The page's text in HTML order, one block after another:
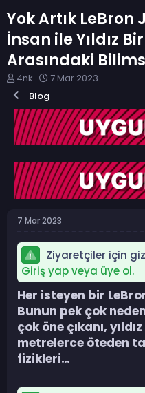
Yok Artık LeBron
İnsan ile Yıldız
Arasındaki
K
o
n
b
u
y
b
a
ş
l
4nk
B
l
a
n
ı
ç
t
a
i
i
7 Mar 2023
Blog
7 Mar 2023
Ziyaretçiler için
Giriş yap veya üye ol.
Her isteyen bir
Bunun pek çok
çok öne çıkanı,
metrelerce öteden
fizikleri…​